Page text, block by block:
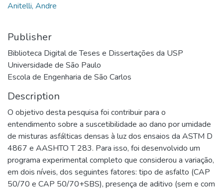
Anitelli, Andre
Publisher
Biblioteca Digital de Teses e Dissertações da USP
Universidade de São Paulo
Escola de Engenharia de São Carlos
Description
O objetivo desta pesquisa foi contribuir para o
entendimento sobre a suscetibilidade ao dano por umidade
de misturas asfálticas densas à luz dos ensaios da ASTM D
4867 e AASHTO T 283. Para isso, foi desenvolvido um
programa experimental completo que considerou a variação,
em dois níveis, dos seguintes fatores: tipo de asfalto (CAP
50/70 e CAP 50/70+SBS), presença de aditivo (sem e com